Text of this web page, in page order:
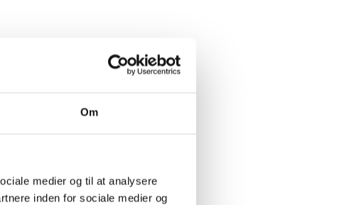
Om
medier og til at analysere
inden for sociale medier og
den nye